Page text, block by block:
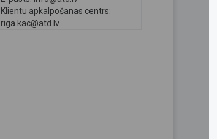
Klientu apkalpošanas centrs:
riga.kac@atd.lv